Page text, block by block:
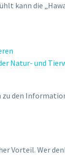
kann die
Natur- und
den
Vorteil. Wer